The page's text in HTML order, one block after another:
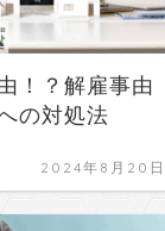
！？解雇事由
の対処法
2024年8月20日